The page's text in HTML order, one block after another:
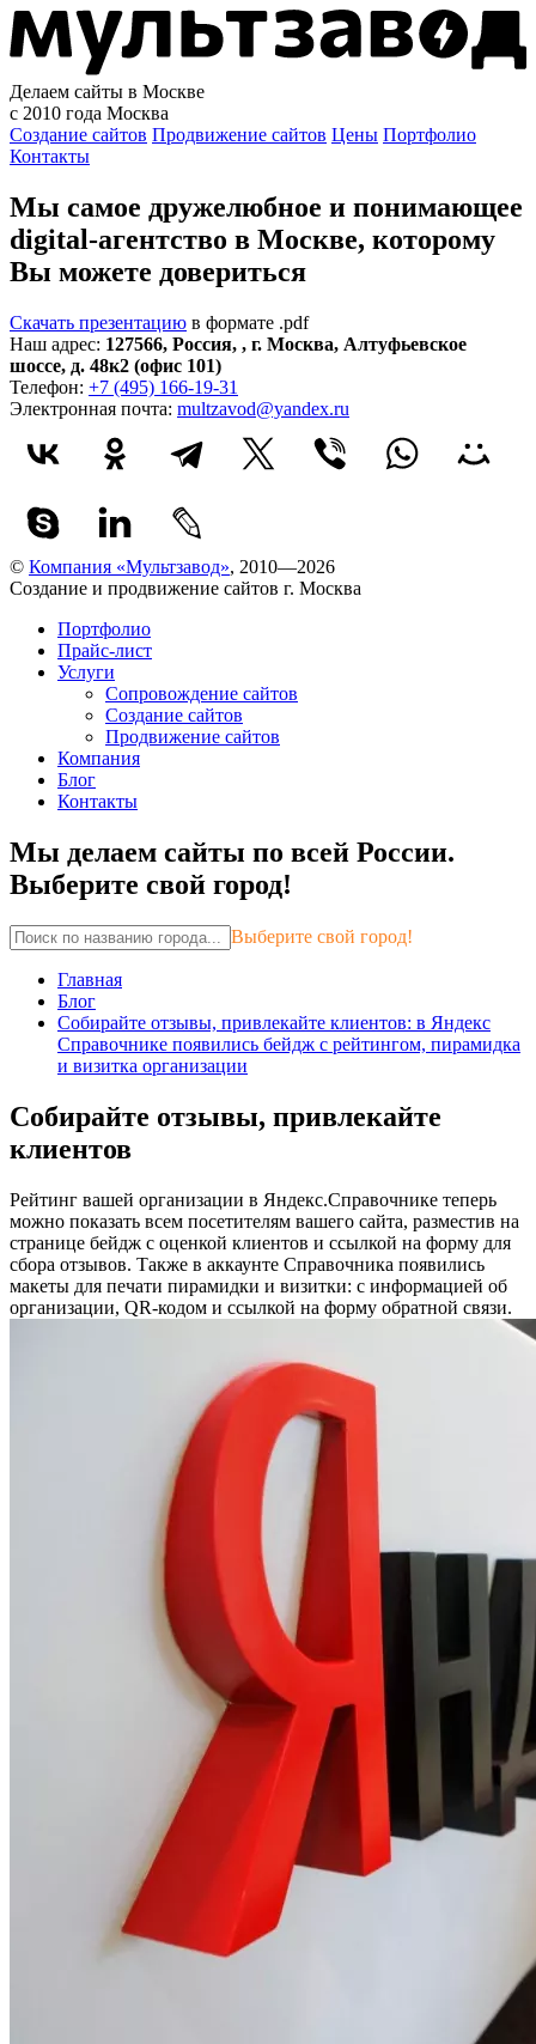
Делаем сайты в Москве
с 2010 года Москва
Создание сайтов Продвижение сайтов Цены Портфолио
Контакты
Мы самое дружелюбное и понимающее
digital-агентство в Москве, которому
Вы можете довериться
Скачать презентацию в формате .pdf
Наш адрес: 127566, Россия, , г. Москва, Алтуфьевское
шоссе, д. 48к2 (офис 101)
Телефон: +7 (495) 166-19-31
Электронная почта: multzavod@yandex.ru
© Компания «Мультзавод», 2010—2026
Создание и продвижение сайтов г. Москва
Портфолио
Прайс-лист
Услуги
Сопровождение сайтов
Создание сайтов
Продвижение сайтов
Компания
Блог
Контакты
Мы делаем сайты по всей России.
Выберите свой город!
Выберите свой город!
Главная
Блог
Собирайте отзывы, привлекайте клиентов: в Яндекс
Справочнике появились бейдж с рейтингом, пирамидка
и визитка организации
Собирайте отзывы, привлекайте
клиентов
Рейтинг вашей организации в Яндекс.Справочнике теперь
можно показать всем посетителям вашего сайта, разместив на
странице бейдж с оценкой клиентов и ссылкой на форму для
сбора отзывов. Также в аккаунте Справочника появились
макеты для печати пирамидки и визитки: с информацией об
организации, QR-кодом и ссылкой на форму обратной связи.